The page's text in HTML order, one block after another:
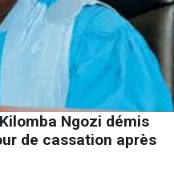
Ngozi démis
de cassation après